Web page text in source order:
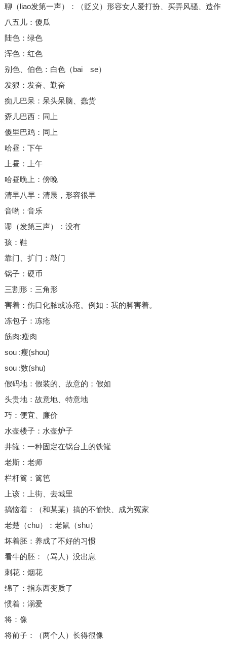
聊（liao发第一声）：（贬义）形容女人爱打扮、买弄风骚、造作
八五儿：傻瓜
陆色：绿色
浑色：红色
别色、伯色：白色（bai se）
发狠：发奋、勤奋
痴儿巴呆：呆头呆脑、蠢货
孬儿巴西：同上
傻里巴鸡：同上
哈昼：下午
上昼：上午
哈昼晚上：傍晚
清早八早：清晨，形容很早
音哟：音乐
谬（发第三声）：没有
孩：鞋
靠门、扩门：敲门
锅子：硬币
三割形：三角形
害着：伤口化脓或冻疮。例如：我的脚害着。
冻包子：冻疮
筋肉;瘦肉
sou :瘦(shou)
sou :数(shu)
假码地：假装的、故意的；假如
头贵地：故意地、特意地
巧：便宜、廉价
水壶楼子：水壶炉子
井罐：一种固定在锅台上的铁罐
老斯：老师
栏杆篱：篱笆
上该：上街、去城里
搞恼着：（和某某）搞的不愉快、成为冤家
老楚（chu）：老鼠（shu）
坏着胚：养成了不好的习惯
看牛的胚：（骂人）没出息
刺花：烟花
绵了：指东西变质了
惯着：溺爱
将：像
将前子：（两个人）长得很像